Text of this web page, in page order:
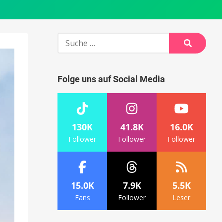
Suche
Suche
Folge uns auf Social Media
130K
Follower
41.8K
Follower
16.0K
Follower
15.0K
Fans
7.9K
Follower
5.5K
Leser